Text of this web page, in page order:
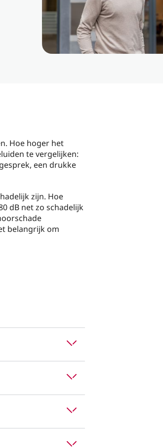
Hoe hoger het
te vergelijken:
een drukke
zijn. Hoe
dB net zo schadelijk
belangrijk om